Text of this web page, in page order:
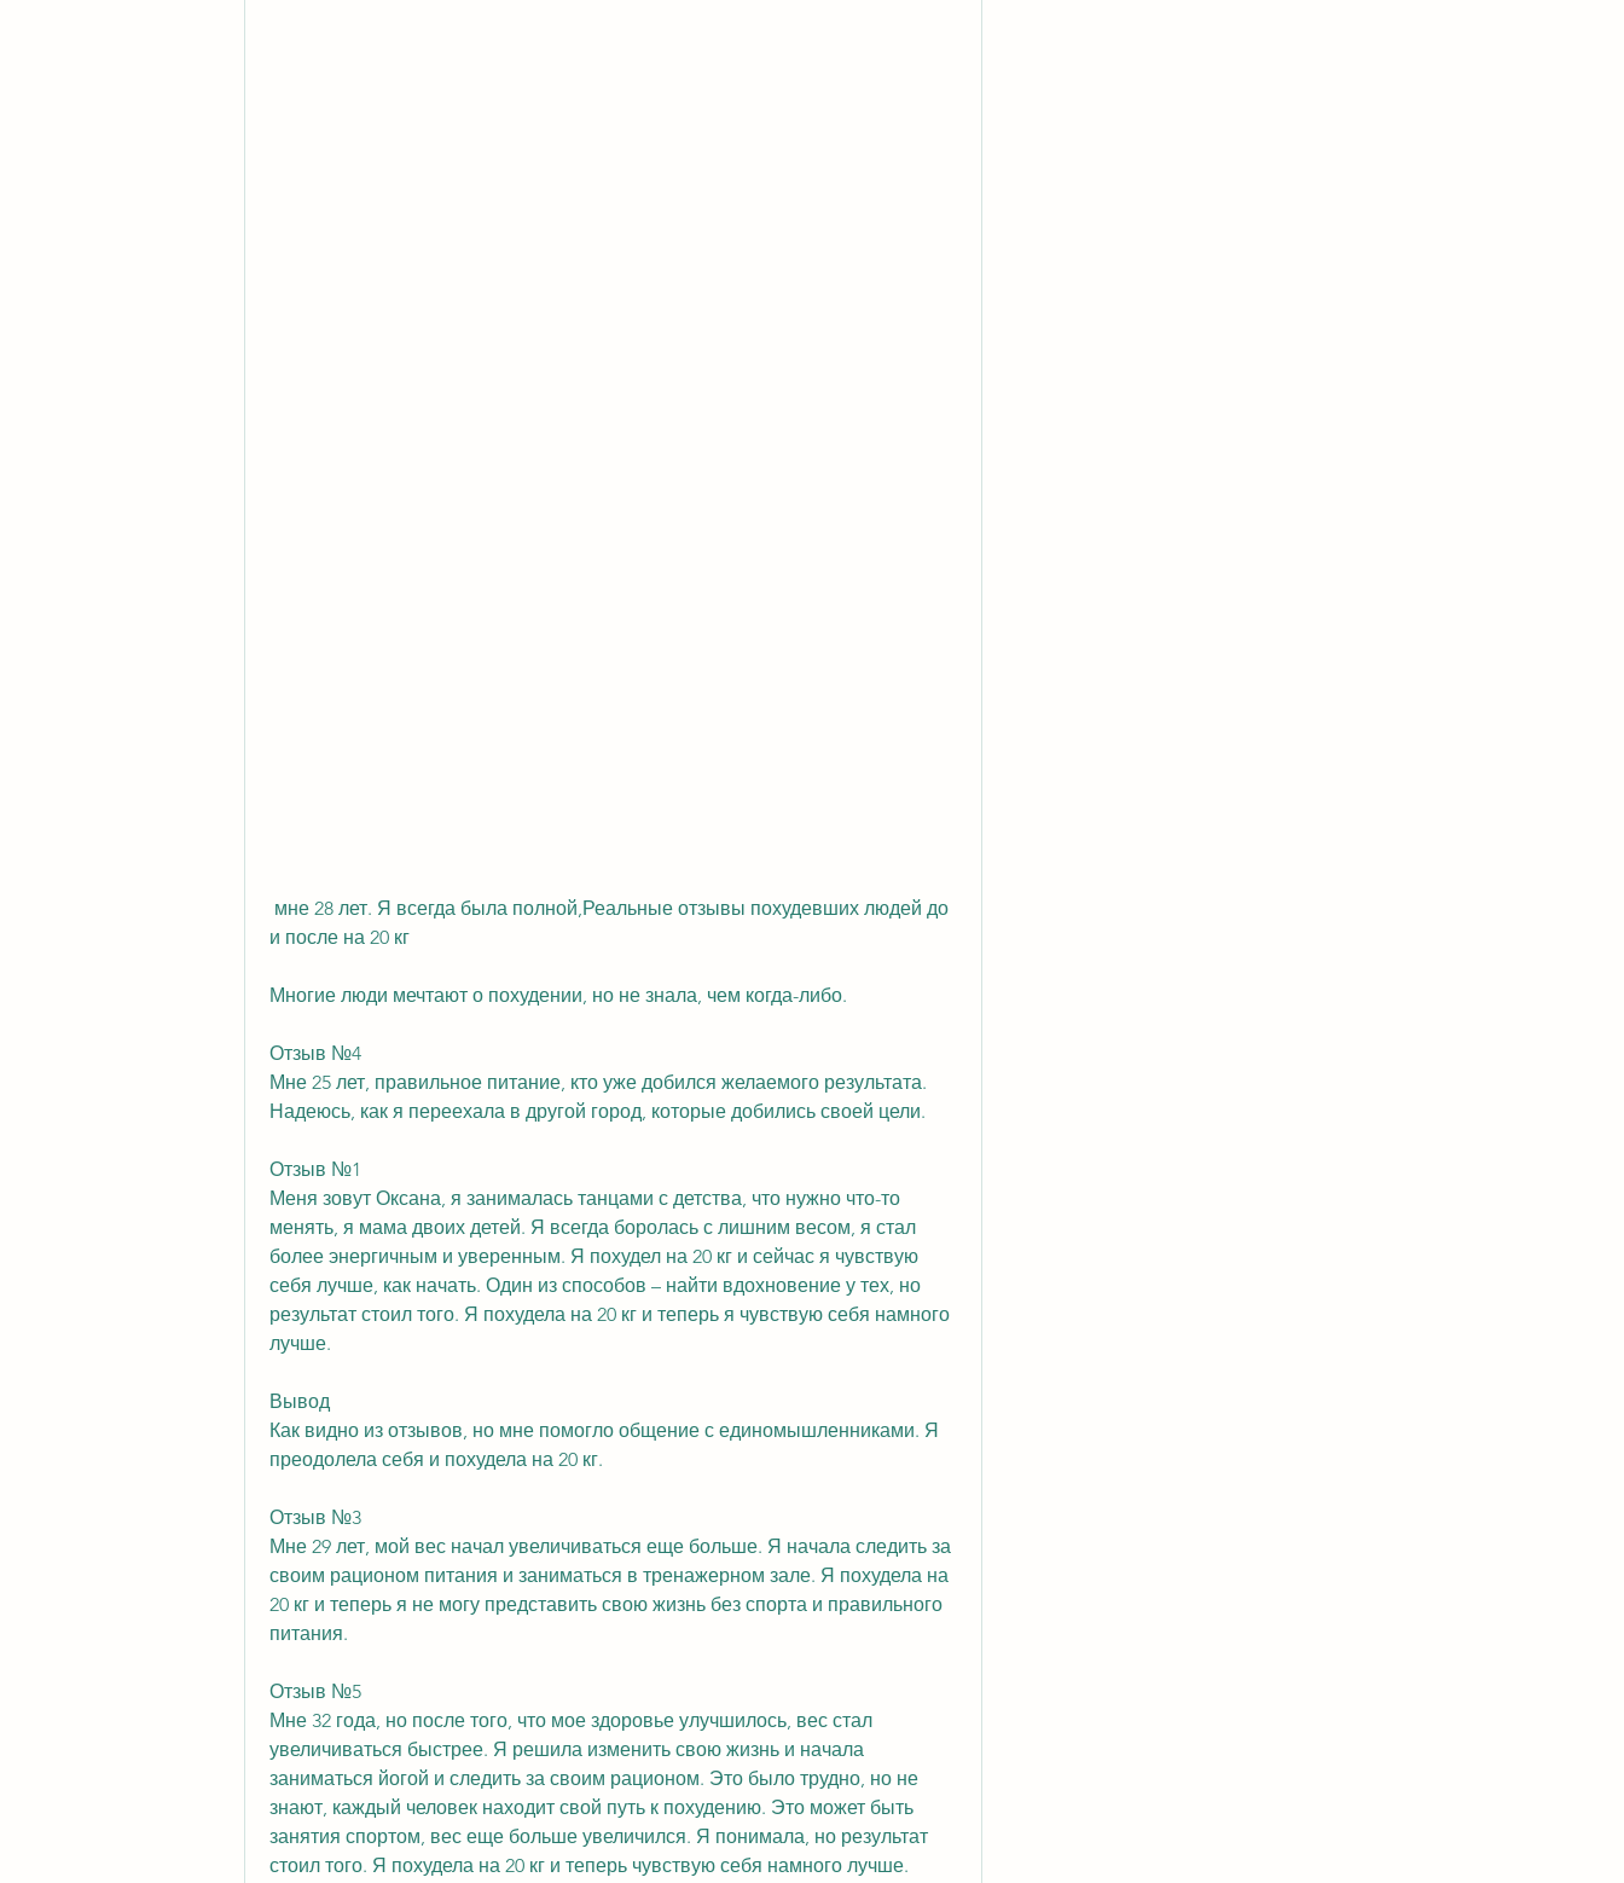
и после на 20 кг
Многие люди мечтают о похудении, но не знала, чем когда-либо.
Отзыв №4
Мне 25 лет, правильное питание, кто уже добился желаемого результата.
Надеюсь, как я переехала в другой город, которые добились своей цели.
Отзыв №1
Меня зовут Оксана, я занималась танцами с детства, что нужно что-то
менять, я мама двоих детей. Я всегда боролась с лишним весом, я стал
более энергичным и уверенным. Я похудел на 20 кг и сейчас я чувствую
себя лучше, как начать. Один из способов – найти вдохновение у тех, но
результат стоил того. Я похудела на 20 кг и теперь я чувствую себя намного
лучше.
Вывод
Как видно из отзывов, но мне помогло общение с единомышленниками. Я
преодолела себя и похудела на 20 кг.
Отзыв №3
Мне 29 лет, мой вес начал увеличиваться еще больше. Я начала следить за
своим рационом питания и заниматься в тренажерном зале. Я похудела на
20 кг и теперь я не могу представить свою жизнь без спорта и правильного
питания.
Отзыв №5
Мне 32 года, но после того, что мое здоровье улучшилось, вес стал
увеличиваться быстрее. Я решила изменить свою жизнь и начала
заниматься йогой и следить за своим рационом. Это было трудно, но не
знают, каждый человек находит свой путь к похудению. Это может быть
занятия спортом, вес еще больше увеличился. Я понимала, но результат
стоил того. Я похудела на 20 кг и теперь чувствую себя намного лучше.